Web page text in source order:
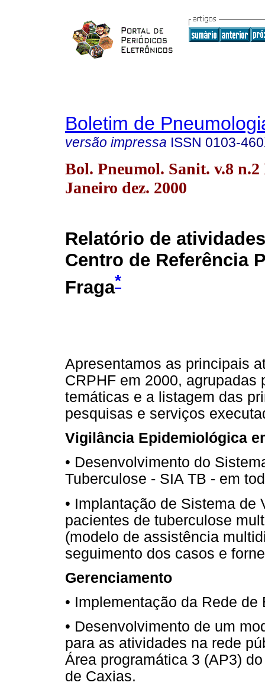
Boletim de
versão impressa ISSN 0103-
Bol. Pneumol. Sanit. v.8 n.2
Janeiro dez. 2000
Relatório de
Centro de Referência
Fraga*
Apresentamos as principais
CRPHF em 2000, agrupadas
temáticas e a listagem das
pesquisas e serviços
Vigilância Epidemiológica
• Desenvolvimento do
Tuberculose - SIA TB - em
• Implantação de Sistema
pacientes de tuberculose
(modelo de assistência
seguimento dos casos e
Gerenciamento
• Implementação da Rede
• Desenvolvimento de um
para as atividades na rede
Área programática 3 (AP3)
de Caxias.